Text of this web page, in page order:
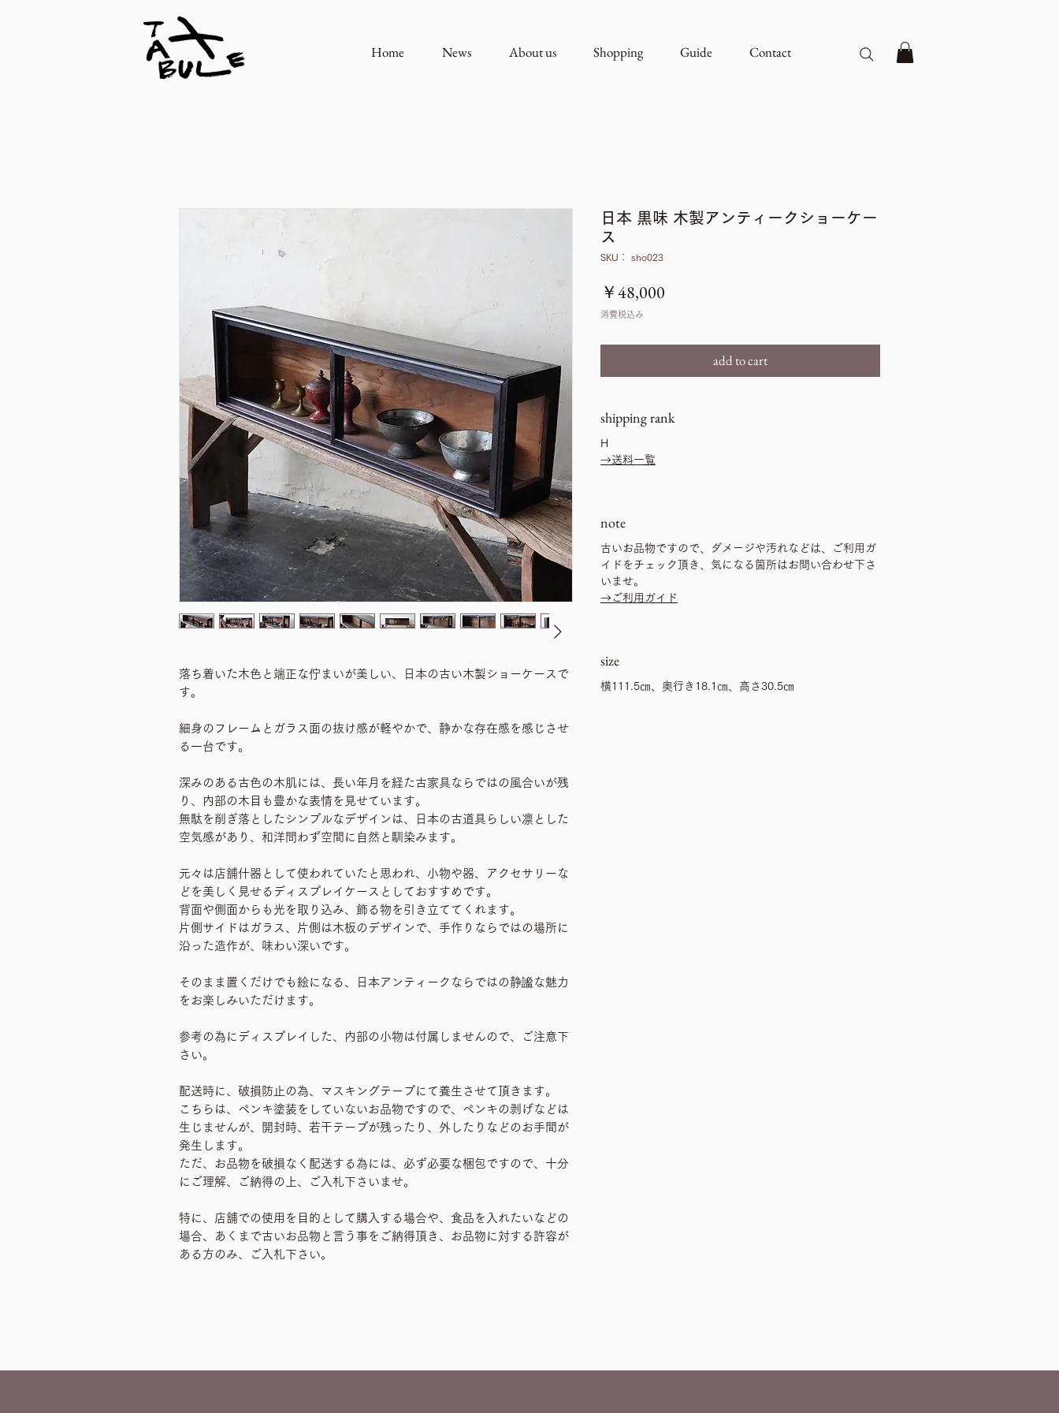
Home News About us Shopping Guide Contact
落ち着いた木色と端正な佇まいが美しい、日本の古い木製ショーケースで
す。
細身のフレームとガラス面の抜け感が軽やかで、静かな存在感を感じさせ
る一台です。
深みのある古色の木肌には、長い年月を経た古家具ならではの風合いが残
り、内部の木目も豊かな表情を見せています。
無駄を削ぎ落としたシンプルなデザインは、日本の古道具らしい凛とした
空気感があり、和洋問わず空間に自然と馴染みます。
元々は店舗什器として使われていたと思われ、小物や器、アクセサリーな
どを美しく見せるディスプレイケースとしておすすめです。
背面や側面からも光を取り込み、飾る物を引き立ててくれます。
片側サイドはガラス、片側は木板のデザインで、手作りならではの場所に
沿った造作が、味わい深いです。
そのまま置くだけでも絵になる、日本アンティークならではの静謐な魅力
をお楽しみいただけます。
参考の為にディスプレイした、内部の小物は付属しませんので、ご注意下
さい。
配送時に、破損防止の為、マスキングテープにて養生させて頂きます。
こちらは、ペンキ塗装をしていないお品物ですので、ペンキの剥げなどは
生じませんが、開封時、若干テープが残ったり、外したりなどのお手間が
発生します。
ただ、お品物を破損なく配送する為には、必ず必要な梱包ですので、十分
にご理解、ご納得の上、ご入札下さいませ。
特に、店舗での使用を目的として購入する場合や、食品を入れたいなどの
場合、あくまで古いお品物と言う事をご納得頂き、お品物に対する許容が
ある方のみ、ご入札下さい。
日本 黒味 木製アンティークショーケー
ス
SKU： sho023
￥48,000
消費税込み
add to cart
shipping rank
H
→送料一覧
note
古いお品物ですので、ダメージや汚れなどは、ご利用ガ
イドをチェック頂き、気になる箇所はお問い合わせ下さ
いませ。
→ご利用ガイド
size
横111.5㎝、奥行き18.1㎝、高さ30.5㎝